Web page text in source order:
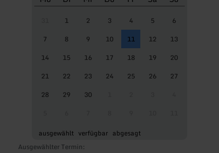
1 2 3 4 5
6
7
8 9 10 11 12
13
14
15 16 17 18 19
20
21
22 23 24 25 26
27
28
29 30
ausgewählt verfügbar abgesagt
Ausgewählter Termin: